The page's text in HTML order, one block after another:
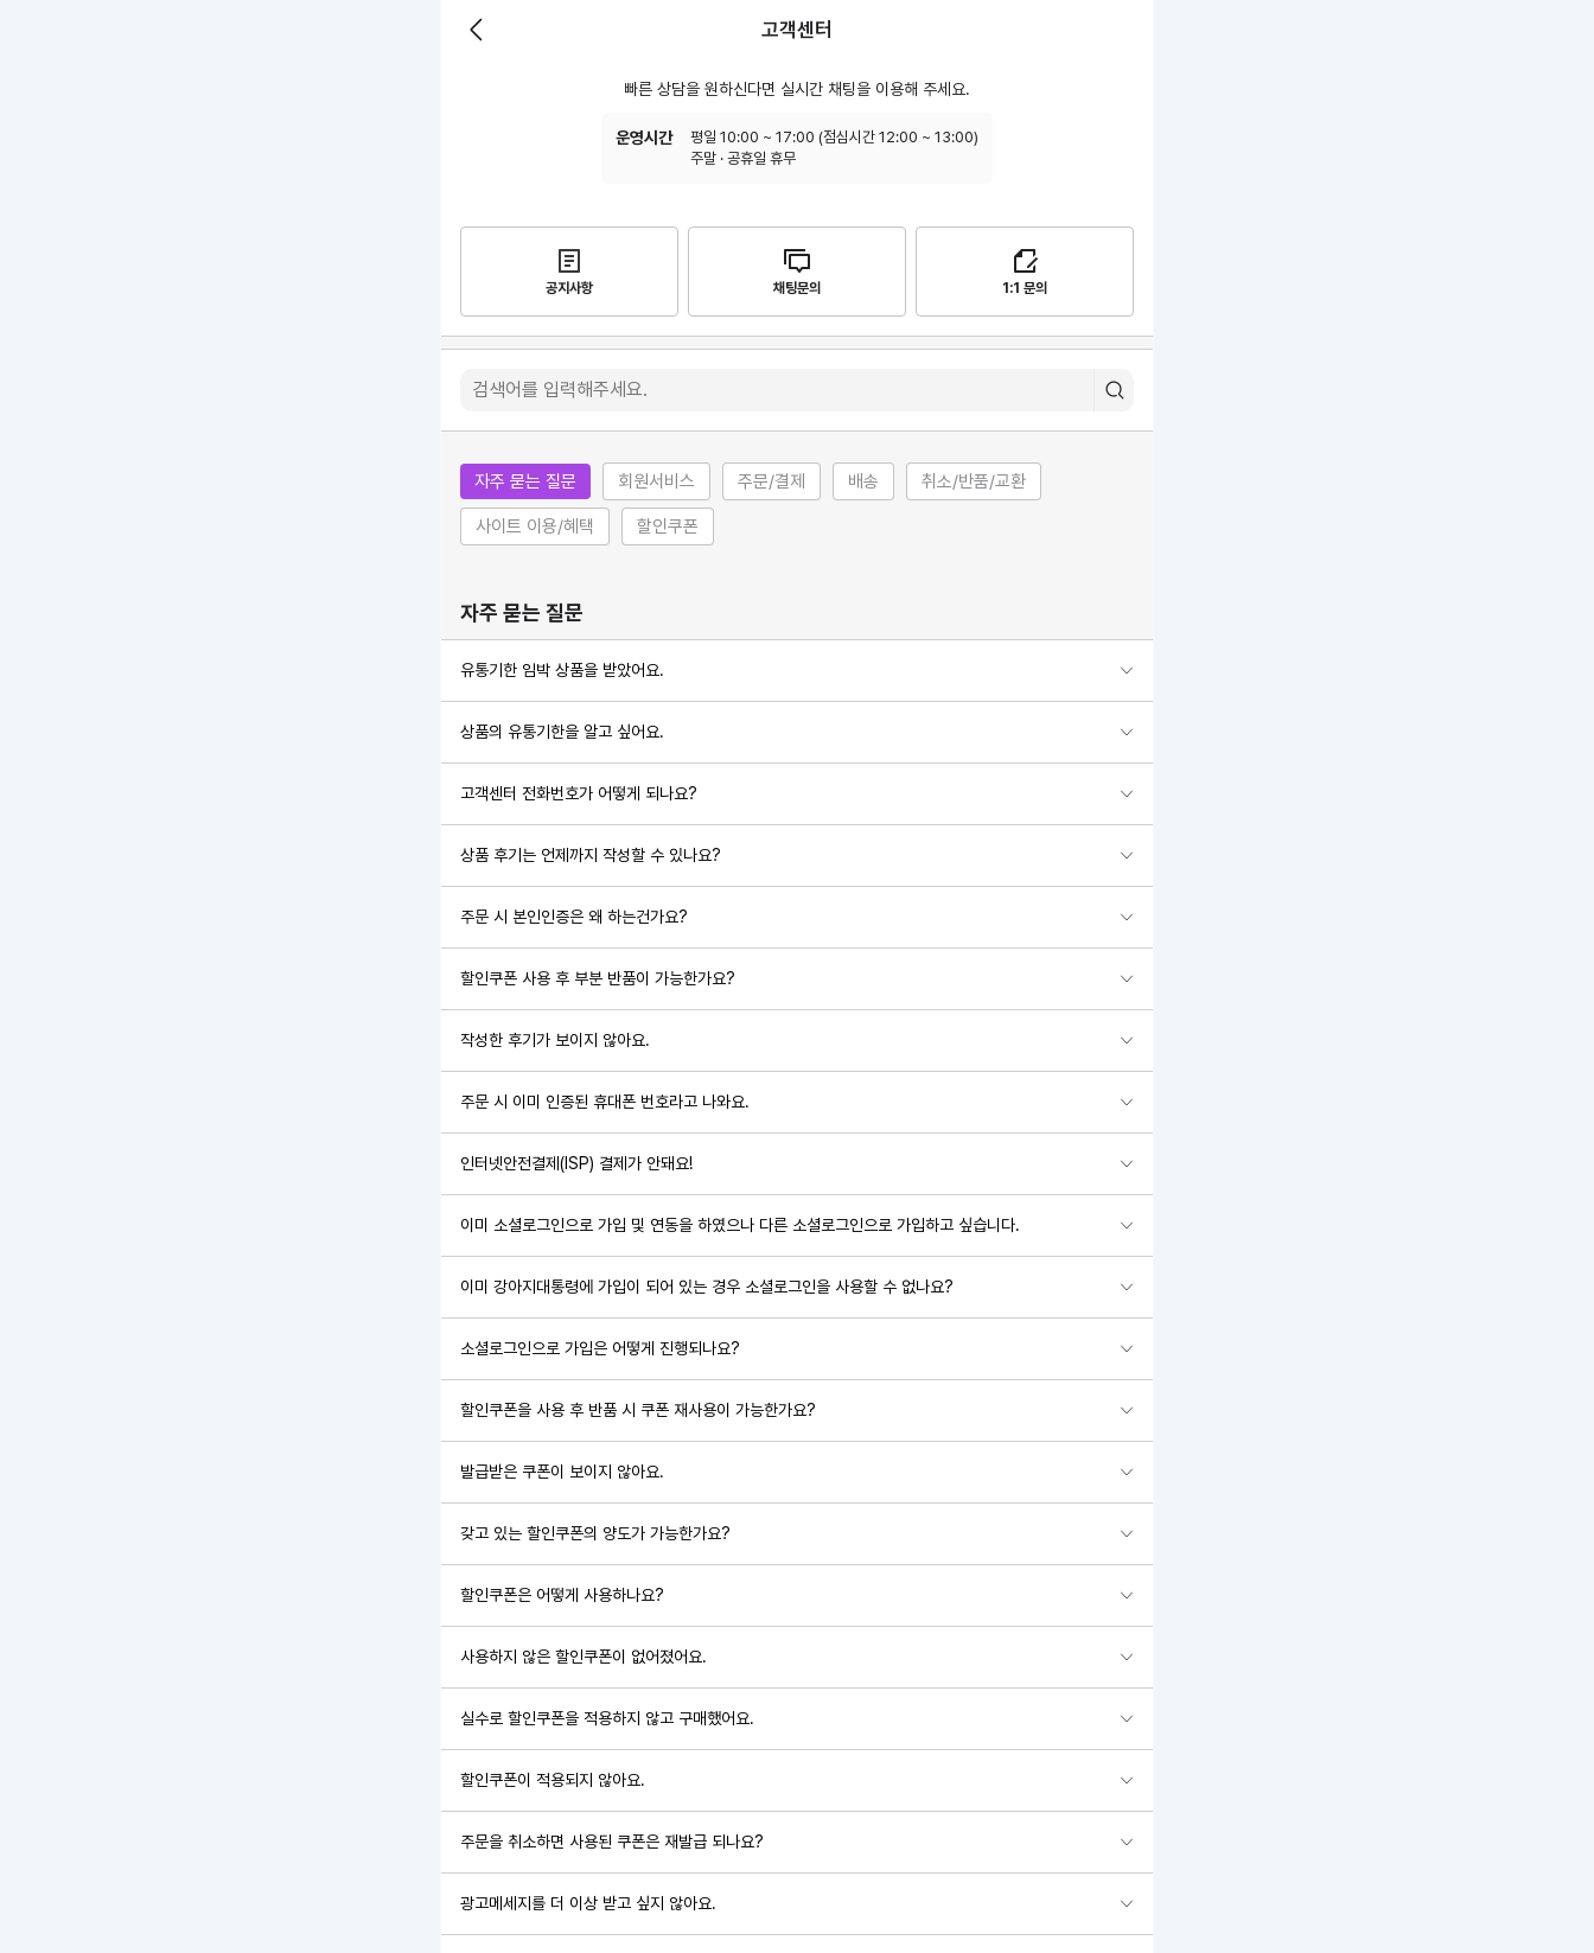
고객센터
빠른 상담을 원하신다면 실시간 채팅을 이용해 주세요.
운영시간
평일 10:00 ~ 17:00 (점심시간 12:00 ~ 13:00)
주말 · 공휴일 휴무
공지사항 채팅문의 1:1 문의
자주 묻는 질문 회원서비스 주문/결제 배송 취소/반품/교환
사이트 이용/혜택 할인쿠폰
자주 묻는 질문
유통기한 임박 상품을 받았어요.
상품의 유통기한을 알고 싶어요.
고객센터 전화번호가 어떻게 되나요?
상품 후기는 언제까지 작성할 수 있나요?
주문 시 본인인증은 왜 하는건가요?
할인쿠폰 사용 후 부분 반품이 가능한가요?
작성한 후기가 보이지 않아요.
주문 시 이미 인증된 휴대폰 번호라고 나와요.
인터넷안전결제(ISP) 결제가 안돼요!
이미 소셜로그인으로 가입 및 연동을 하였으나 다른 소셜로그인으로 가입하고 싶습니다.
이미 강아지대통령에 가입이 되어 있는 경우 소셜로그인을 사용할 수 없나요?
소셜로그인으로 가입은 어떻게 진행되나요?
할인쿠폰을 사용 후 반품 시 쿠폰 재사용이 가능한가요?
발급받은 쿠폰이 보이지 않아요.
갖고 있는 할인쿠폰의 양도가 가능한가요?
할인쿠폰은 어떻게 사용하나요?
사용하지 않은 할인쿠폰이 없어졌어요.
실수로 할인쿠폰을 적용하지 않고 구매했어요.
할인쿠폰이 적용되지 않아요.
주문을 취소하면 사용된 쿠폰은 재발급 되나요?
광고메세지를 더 이상 받고 싶지 않아요.